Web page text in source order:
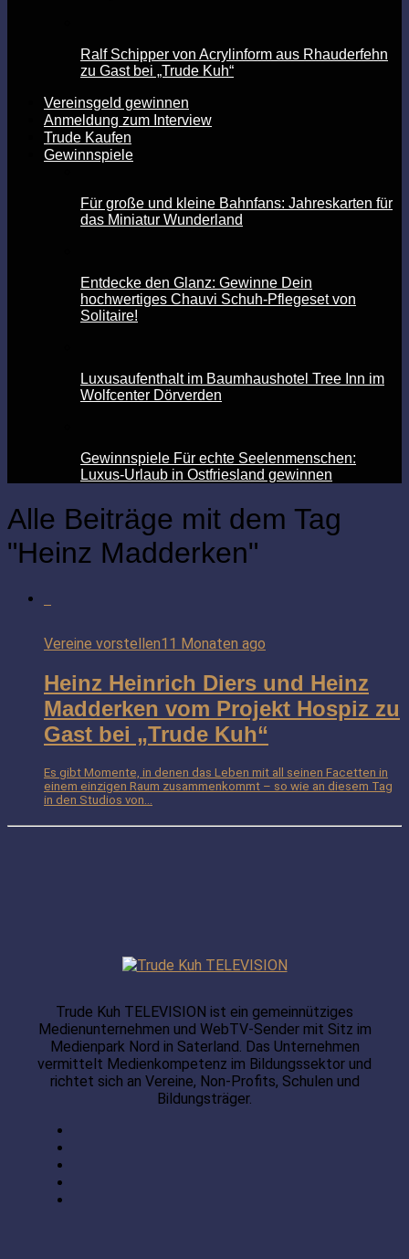
Ralf Schipper von Acrylinform aus Rhauderfehn
zu Gast bei „Trude Kuh“
Vereinsgeld gewinnen
Anmeldung zum Interview
Trude Kaufen
Gewinnspiele
Für große und kleine Bahnfans: Jahreskarten für
das Miniatur Wunderland
Entdecke den Glanz: Gewinne Dein
hochwertiges Chauvi Schuh-Pflegeset von
Solitaire!
Luxusaufenthalt im Baumhaushotel Tree Inn im
Wolfcenter Dörverden
Gewinnspiele Für echte Seelenmenschen:
Luxus-Urlaub in Ostfriesland gewinnen
Alle Beiträge mit dem Tag
"Heinz Madderken"
Vereine vorstellen11 Monaten ago
Heinz Heinrich Diers und Heinz
Madderken vom Projekt Hospiz zu
Gast bei „Trude Kuh“
Es gibt Momente, in denen das Leben mit all seinen Facetten in
einem einzigen Raum zusammenkommt – so wie an diesem Tag
in den Studios von...
Trude Kuh TELEVISION ist ein gemeinnütziges
Medienunternehmen und WebTV-Sender mit Sitz im
Medienpark Nord in Saterland. Das Unternehmen
vermittelt Medienkompetenz im Bildungssektor und
richtet sich an Vereine, Non-Profits, Schulen und
Bildungsträger.